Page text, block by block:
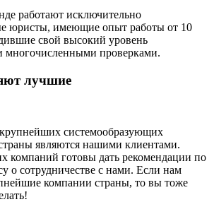
работают исключительно
юристы, имеющие опыт работы от 10
свой высокий уровень
многочисленными проверками.
лучшие
системообразующих
являются нашими клиентами.
компаний готовы дать рекомендации по
о сотрудничестве с нами. Если нам
компании страны, то вы тоже